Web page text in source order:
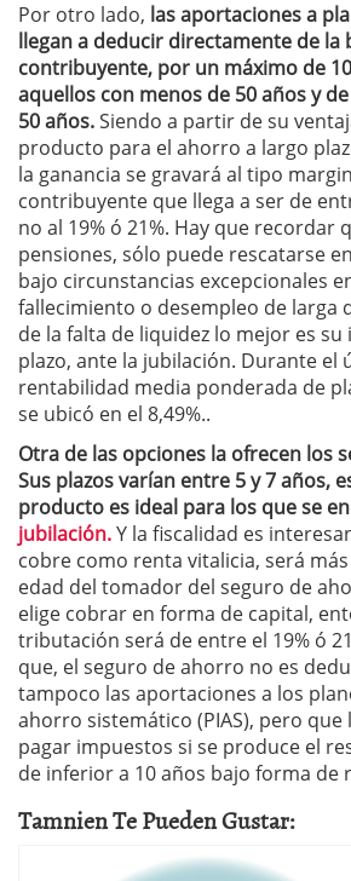
Por otro lado, las aportaciones a
llegan a deducir directamente de la
contribuyente, por un máximo de
aquellos con menos de 50 años y
50 años.Siendo a partir de su
producto para el ahorro a largo
la ganancia se gravará al tipo
contribuyente que llega a ser de
no al 19% ó 21%. Hay que recordar
pensiones, sólo puede rescatarse
bajo circunstancias excepcionales
fallecimiento o desempleo de larga
de la falta de liquidez lo mejor es
plazo, ante la jubilación. Durante el
rentabilidad media ponderada de
se ubicó en el 8,49%..
Otra de las opciones la ofrecen los
Sus plazos varían entre 5 y 7 años,
producto es ideal para los que se
jubilación.Y la fiscalidad es
cobre como renta vitalicia, será
edad del tomador del seguro de
elige cobrar en forma de capital,
tributación será de entre el 19% ó
que, el seguro de ahorro no es
tampoco las aportaciones a los
ahorro sistemático (PIAS), pero
pagar impuestos si se produce el
de inferior a 10 años bajo forma de
Tamnien Te Pueden Gustar: